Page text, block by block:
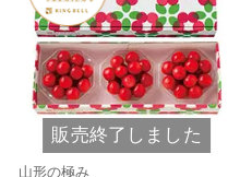
販売終了しました
山形の極み